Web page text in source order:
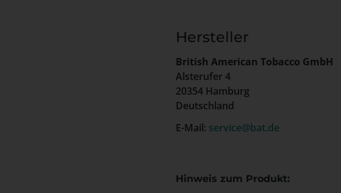
Hersteller
British American Tobacco GmbH
Alsterufer 4
20354 Hamburg
Deutschland
E-Mail: service@bat.de
Hinweis zum Produkt: